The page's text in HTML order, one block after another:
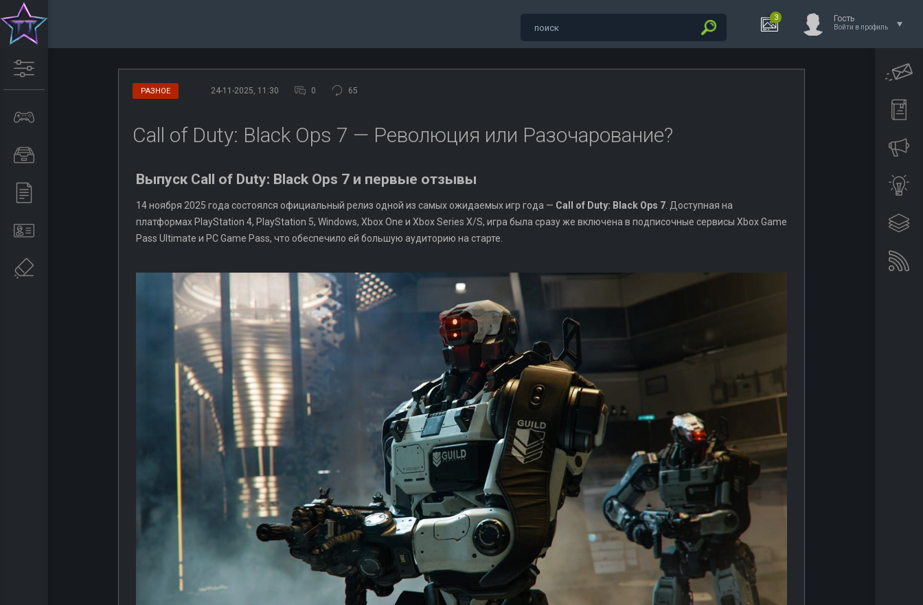
3 Гость
Войти в профиль
РАЗНОЕ 24-11-2025, 11:30 0 65
Call of Duty: Black Ops 7 — Революция или Разочарование?
Выпуск Call of Duty: Black Ops 7 и первые отзывы
14 ноября 2025 года состоялся официальный релиз одной из самых ожидаемых игр года — Call of Duty: Black Ops 7 . Доступная на
платформах PlayStation 4, PlayStation 5, Windows, Xbox One и Xbox Series X/S, игра была сразу же включена в подписочные сервисы Xbox Game
Pass Ultimate и PC Game Pass, что обеспечило ей большую аудиторию на старте.